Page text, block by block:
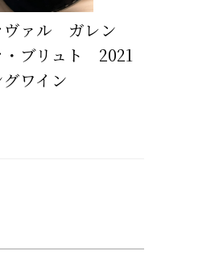
ヴァル ガレン
・ブリュト 2021
ワイン